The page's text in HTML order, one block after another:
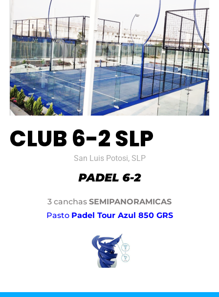
CLUB 6-2 SLP
San Luis Potosi, SLP
3 canchas SEMIPANORAMICAS
Pasto Padel Tour Azul 850 GRS